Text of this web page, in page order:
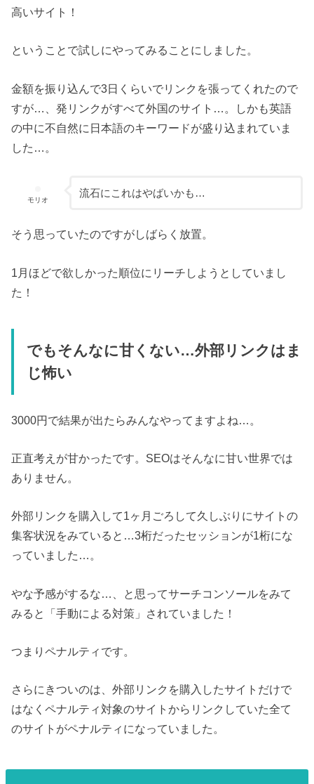
高いサイト！
ということで試しにやってみることにしました。
金額を振り込んで3日くらいでリンクを張ってくれたので
すが…、発リンクがすべて外国のサイト…。しかも英語
の中に不自然に日本語のキーワードが盛り込まれていま
した…。
モリオ
流石にこれはやばいかも…
そう思っていたのですがしばらく放置。
1月ほどで欲しかった順位にリーチしようとしていまし
た！
でもそんなに甘くない…外部リンクはま
じ怖い
3000円で結果が出たらみんなやってますよね…。
正直考えが甘かったです。SEOはそんなに甘い世界では
ありません。
外部リンクを購入して1ヶ月ごろして久しぶりにサイトの
集客状況をみていると…3桁だったセッションが1桁にな
っていました…。
やな予感がするな…、と思ってサーチコンソールをみて
みると「手動による対策」されていました！
つまりペナルティです。
さらにきついのは、外部リンクを購入したサイトだけで
はなくペナルティ対象のサイトからリンクしていた全て
のサイトがペナルティになっていました。